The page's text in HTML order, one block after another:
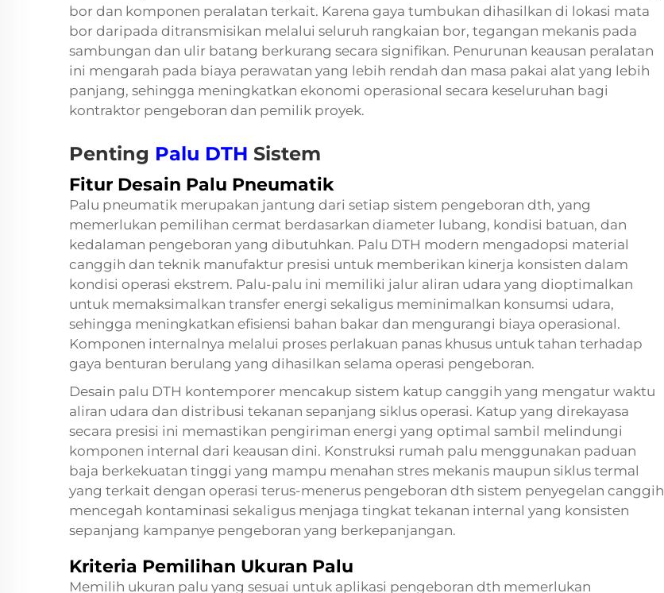
bor dan komponen peralatan terkait. Karena gaya tumbukan dihasilkan di lokasi mata
bor daripada ditransmisikan melalui seluruh rangkaian bor, tegangan mekanis pada
sambungan dan ulir batang berkurang secara signifikan. Penurunan keausan peralatan
ini mengarah pada biaya perawatan yang lebih rendah dan masa pakai alat yang lebih
panjang, sehingga meningkatkan ekonomi operasional secara keseluruhan bagi
kontraktor pengeboran dan pemilik proyek.
Penting Palu DTH Sistem
Fitur Desain Palu Pneumatik
Palu pneumatik merupakan jantung dari setiap sistem pengeboran dth, yang
memerlukan pemilihan cermat berdasarkan diameter lubang, kondisi batuan, dan
kedalaman pengeboran yang dibutuhkan. Palu DTH modern mengadopsi material
canggih dan teknik manufaktur presisi untuk memberikan kinerja konsisten dalam
kondisi operasi ekstrem. Palu-palu ini memiliki jalur aliran udara yang dioptimalkan
untuk memaksimalkan transfer energi sekaligus meminimalkan konsumsi udara,
sehingga meningkatkan efisiensi bahan bakar dan mengurangi biaya operasional.
Komponen internalnya melalui proses perlakuan panas khusus untuk tahan terhadap
gaya benturan berulang yang dihasilkan selama operasi pengeboran.
Desain palu DTH kontemporer mencakup sistem katup canggih yang mengatur waktu
aliran udara dan distribusi tekanan sepanjang siklus operasi. Katup yang direkayasa
secara presisi ini memastikan pengiriman energi yang optimal sambil melindungi
komponen internal dari keausan dini. Konstruksi rumah palu menggunakan paduan
baja berkekuatan tinggi yang mampu menahan stres mekanis maupun siklus termal
yang terkait dengan operasi terus-menerus pengeboran dth sistem penyegelan canggih
mencegah kontaminasi sekaligus menjaga tingkat tekanan internal yang konsisten
sepanjang kampanye pengeboran yang berkepanjangan.
Kriteria Pemilihan Ukuran Palu
Memilih ukuran palu yang sesuai untuk aplikasi pengeboran dth memerlukan